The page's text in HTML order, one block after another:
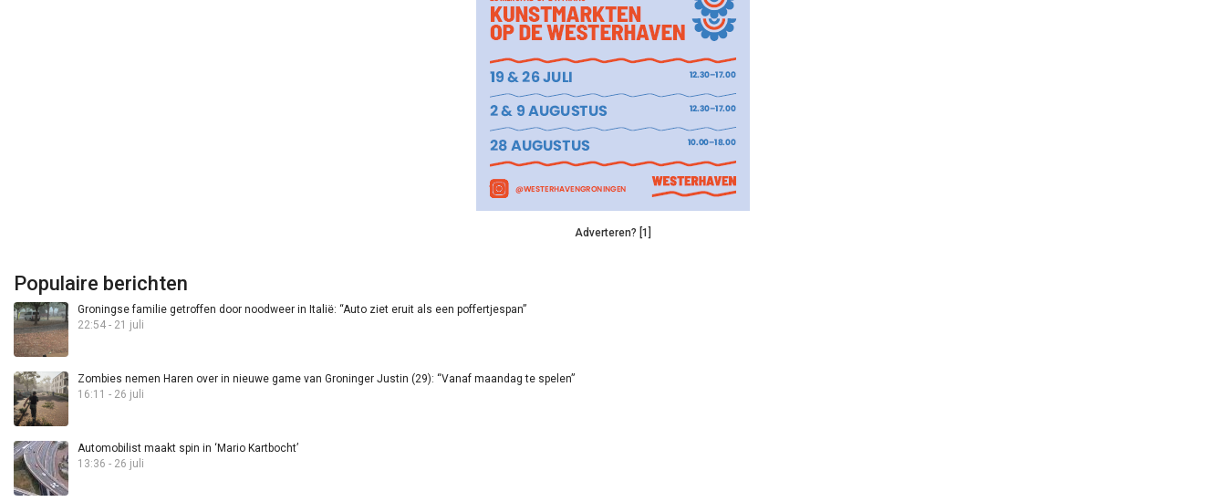
Adverteren? [1]
Populaire berichten
Groningse familie getroffen door noodweer in Italië: “Auto ziet eruit als een poffertjespan”
22:54 - 21 juli
Zombies nemen Haren over in nieuwe game van Groninger Justin (29): “Vanaf maandag te spelen”
16:11 - 26 juli
Automobilist maakt spin in ‘Mario Kartbocht’
13:36 - 26 juli